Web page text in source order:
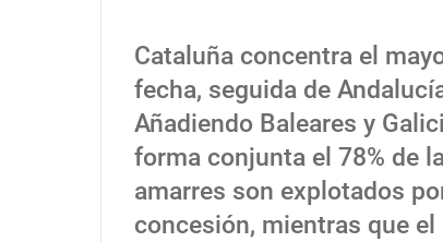
Cataluña concentra el
fecha, seguida de
Añadiendo Baleares y
forma conjunta el 78% de
amarres son explotados
concesión, mientras que